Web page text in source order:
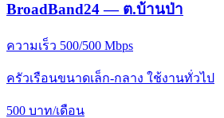
BroadBand24 — ต.บ้านป่า
ความเร็ว 500/500 Mbps
ครัวเรือนขนาดเล็ก-กลาง ใช้งานทั่วไป
500 บาท/เดือน